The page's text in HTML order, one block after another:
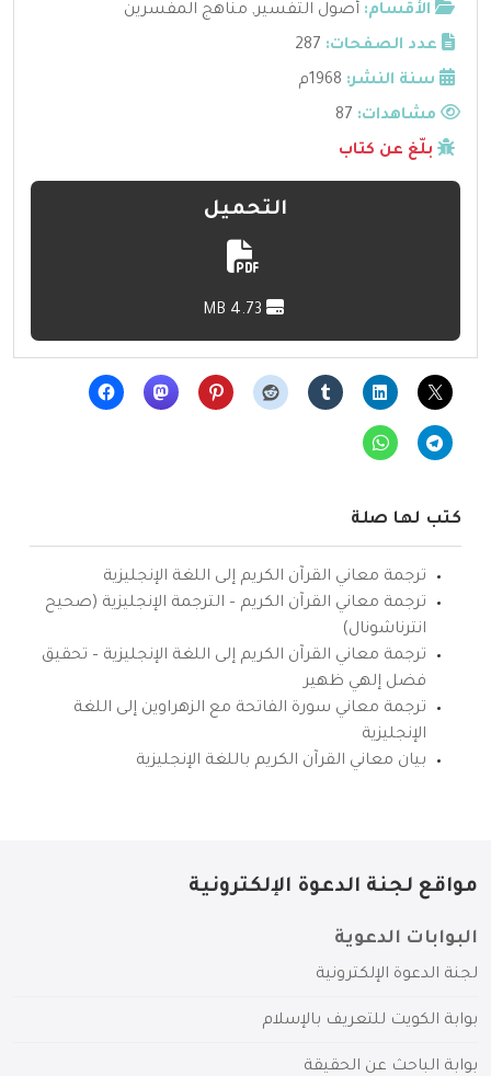
الأقسام: أصول التفسير, مناهج المفسرين
عدد الصفحات: 287
سنة النشر: 1968م
مشاهدات:
بلّغ عن كتاب
التحميل
كتب لها صلة
ترجمة معاني القرآن الكريم إلى اللغة الإنجليزية
ترجمة معاني القرآن الكريم – الترجمة الإنجليزية (صحيح
انترناشونال)
ترجمة معاني القرآن الكريم إلى اللغة الإنجليزية – تحقيق
فضل إلهي ظهير
ترجمة معاني سورة الفاتحة مع الزهراوين إلى اللغة
الإنجليزية
بيان معاني القرآن الكريم باللغة الإنجليزية
مواقع لجنة الدعوة الإلكترونية
البوابات الدعوية
لجنة الدعوة الإلكترونية
بوابة الكويت للتعريف بالإسلام
بوابة الباحث عن الحقيقة